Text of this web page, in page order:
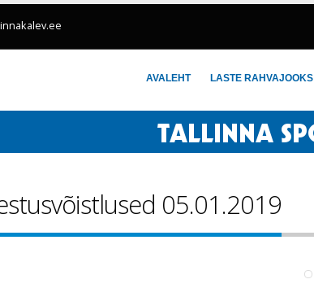
AVALEHT LASTE RAHVAJOOKS
05.01.2019